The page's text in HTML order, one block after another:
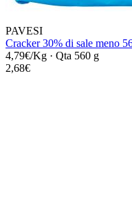
PAVESI
Cracker 30% di sale meno
4,79€/Kg · Qta 560 g
2,68€